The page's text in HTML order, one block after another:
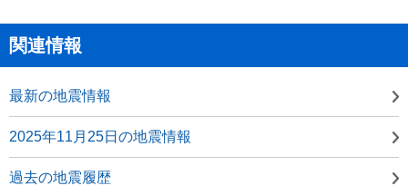
関連情報
最新の地震情報
2025年11月25日の地震情報
過去の地震履歴